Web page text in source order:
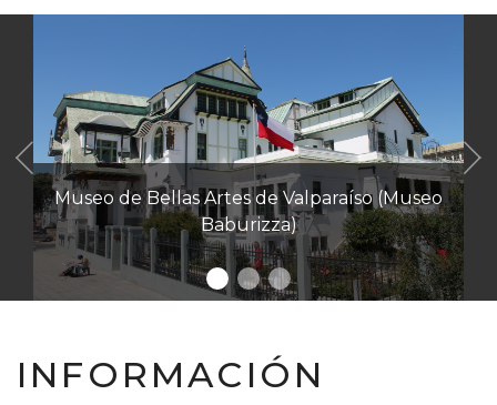
de Bellas Artes de Valparaíso (Museo
Baburizza)
Anterior
INFORMACIÓN